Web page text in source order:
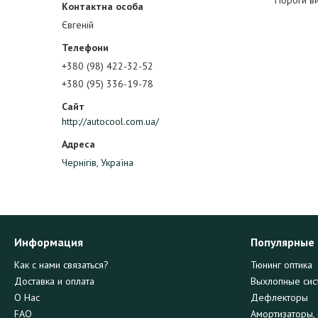
Євгеній
+380 (98) 422-32-52
+380 (95) 336-19-78
http://autocool.com.ua/
Чернігів, Україна
Информация
Как с нами связаться?
Доставка и оплата
О Нас
FAQ
Тюнинг оптика
Выхлопные
Дефлекторы
Амортизаторы,